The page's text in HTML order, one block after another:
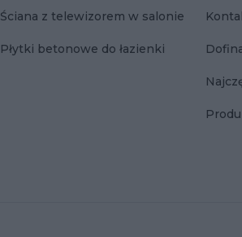
Ściana z telewizorem w salonie
Płytki betonowe do łazienki